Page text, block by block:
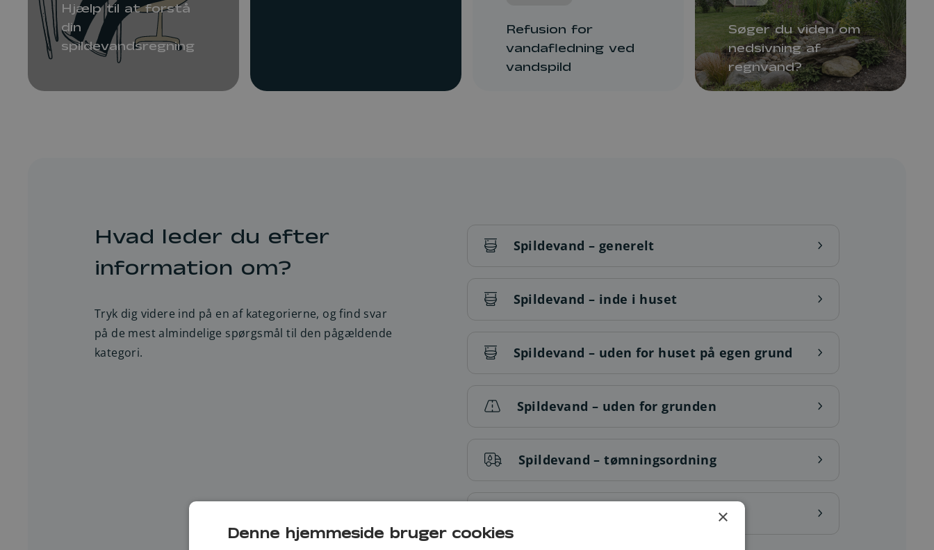
Hjælp til at forstå
din
spildevandsregning
Refusion for
vandafledning ved
vandspild
Søger du viden om
nedsivning af
regnvand?
Hvad leder du efter
information om?
Tryk dig videre ind på en af kategorierne, og find svar
på de mest almindelige spørgsmål til den pågældende
kategori.
Spildevand – generelt
Spildevand – inde i huset
Spildevand – uden for huset på egen grund
Spildevand – uden for grunden
Spildevand – tømningsordning
×
Denne hjemmeside bruger cookies